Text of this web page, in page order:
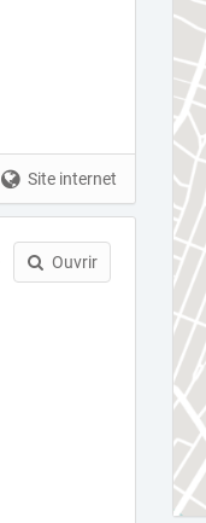
Site internet
Ouvrir